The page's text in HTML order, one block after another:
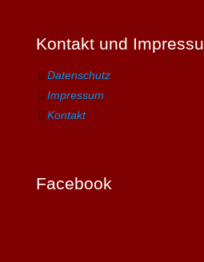
Kontakt und
Datenschutz
Impressum
Kontakt
Facebook